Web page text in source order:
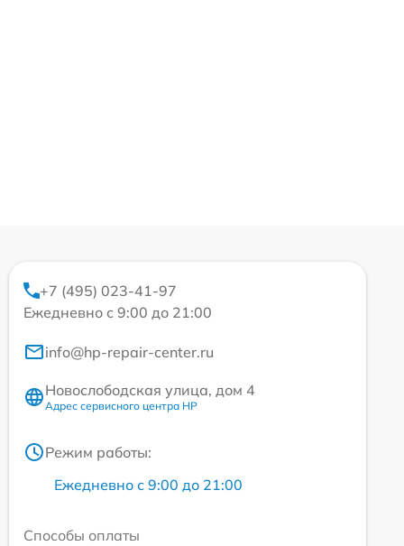
+7 (495) 023-41-97
Ежедневно с 9:00 до 21:00
info@hp-repair-center.ru
Новослободская улица, дом 4
Адрес сервисного центра HP
Режим работы:
Ежедневно с 9:00 до 21:00
Способы оплаты